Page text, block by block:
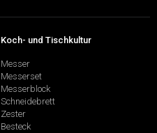
Koch- und Tischkultur
Messer
Messerset
Messerblock
Schneidebrett
Zester
Besteck